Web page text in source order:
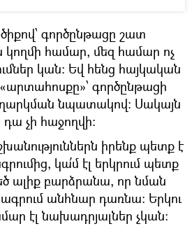
գործընթացը շատ
համար, մեզ համար ոչ
կան։ Եվ հենց հայկական
գործընթացի
նպատակով։ Սակայն
դա չի հաջողվի։
իրենք պետք է
կա՛մ էլ երկրում պետք
ալիք բարձրանա, որ նման
անհնար դառնա։ Երկու
էլ նախադրյալներ չկան։